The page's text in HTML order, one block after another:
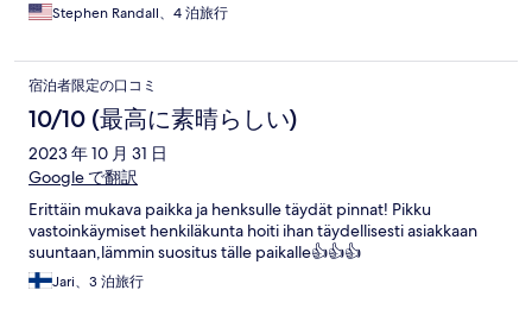
Stephen Randall、4 泊旅行
宿泊者限定の口コミ
10/10 (最高に素晴らしい)
2023 年 10 月 31 日
Google で翻訳
Erittäin mukava paikka ja henksulle täydät pinnat! Pikku
vastoinkäymiset henkiläkunta hoiti ihan täydellisesti asiakkaan
suuntaan,lämmin suositus tälle paikalle👍👍👍
Jari、3 泊旅行